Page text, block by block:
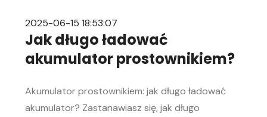
2025-06-15 18:53:07
Jak długo ładować
akumulator prostownikiem?
Akumulator prostownikiem: jak długo ładować
akumulator? Zastanawiasz się, jak długo